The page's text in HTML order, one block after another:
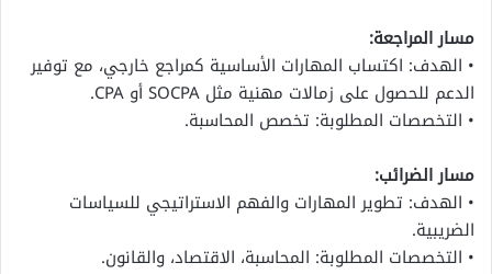
مسار المراجعة:
• الهدف: اكتساب المهارات الأساسية كمراجع خارجي، مع توفير
الدعم للحصول على زمالات مهنية مثل SOCPA أو CPA.
• التخصصات المطلوبة: تخصص المحاسبة.
مسار الضرائب:
• الهدف: تطوير المهارات والفهم الاستراتيجي للسياسات
الضريبية.
• التخصصات المطلوبة: المحاسبة، الاقتصاد، والقانون.